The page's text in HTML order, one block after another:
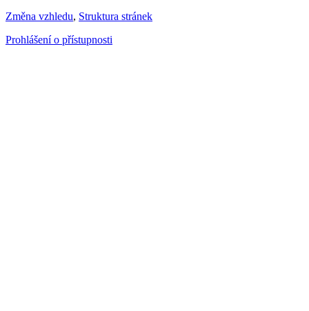
Změna vzhledu, Struktura stránek
Prohlášení o přístupnosti